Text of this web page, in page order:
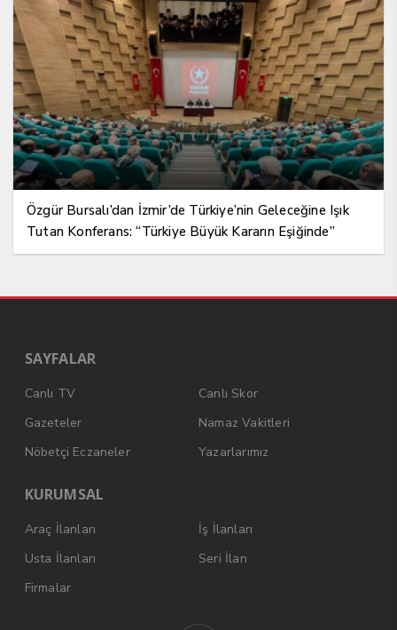
Özgür Bursalı’dan İzmir’de Türkiye’nin Geleceğine Işık
Tutan Konferans: “Türkiye Büyük Kararın Eşiğinde”
SAYFALAR
Canlı TV
Canlı Skor
Gazeteler
Namaz Vakitleri
Nöbetçi Eczaneler
Yazarlarımız
KURUMSAL
Araç İlanları
İş İlanları
Usta İlanları
Seri İlan
Firmalar